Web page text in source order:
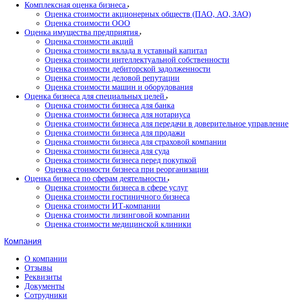
Комплексная оценка бизнеса
Оценка стоимости акционерных обществ (ПАО, АО, ЗАО)
Оценка стоимости ООО
Оценка имущества предприятия
Оценка стоимости акций
Оценка стоимости вклада в уставный капитал
Оценка стоимости интеллектуальной собственности
Оценка стоимости дебиторской задолженности
Оценка стоимости деловой репутации
Оценка стоимости машин и оборудования
Оценка бизнеса для специальных целей
Оценка стоимости бизнеса для банка
Оценка стоимости бизнеса для нотариуса
Оценка стоимости бизнеса для передачи в доверительное управление
Оценка стоимости бизнеса для продажи
Оценка стоимости бизнеса для страховой компании
Оценка стоимости бизнеса для суда
Оценка стоимости бизнеса перед покупкой
Оценка стоимости бизнеса при реорганизации
Оценка бизнеса по сферам деятельности
Оценка стоимости бизнеса в сфере услуг
Оценка стоимости гостиничного бизнеса
Оценка стоимости ИТ-компании
Оценка стоимости лизинговой компании
Оценка стоимости медицинской клиники
Компания
О компании
Отзывы
Реквизиты
Документы
Сотрудники